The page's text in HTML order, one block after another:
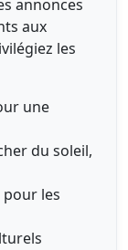
annonces
aux
les
une
du soleil,
pour les